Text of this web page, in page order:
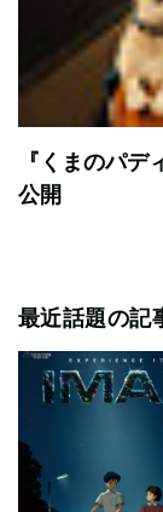
『くまのパ
公開
最近話題の記